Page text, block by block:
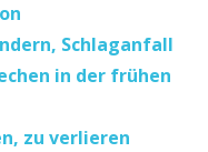
Schlaganfall
in der frühen
zu verlieren